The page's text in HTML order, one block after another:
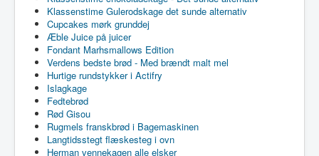
Klassenstime Gulerodskage det sunde alternativ
Cupcakes mørk grunddej
Æble Juice på juicer
Fondant Marhsmallows Edition
Verdens bedste brød - Med brændt malt mel
Hurtige rundstykker i Actifry
Islagkage
Fedtebrød
Rød Gisou
Rugmels franskbrød i Bagemaskinen
Langtidsstegt flæskesteg i ovn
Herman vennekagen alle elsker